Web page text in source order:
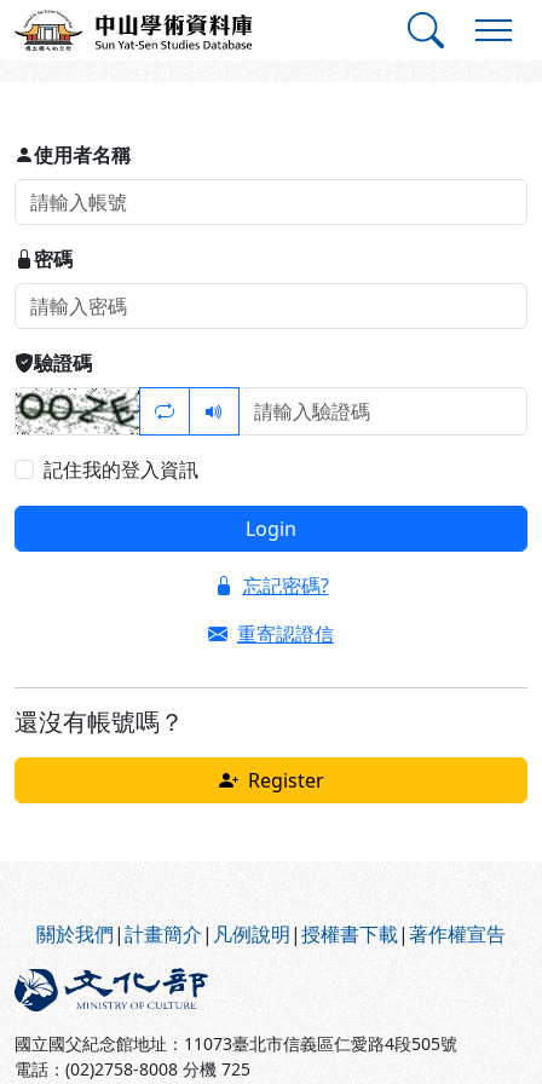
跳到主要內容
中山學術資料庫
登入
使用者名稱
密碼
驗證碼
記住我的登入資訊
Login
忘記密碼?
重寄認證信
還沒有帳號嗎？
Register
關於我們|計畫簡介| 凡例說明|授權書下載|著作權宣告
國立國父紀念館地址：11073臺北市信義區仁愛路4段505號
電話：(02)2758-8008 分機 725